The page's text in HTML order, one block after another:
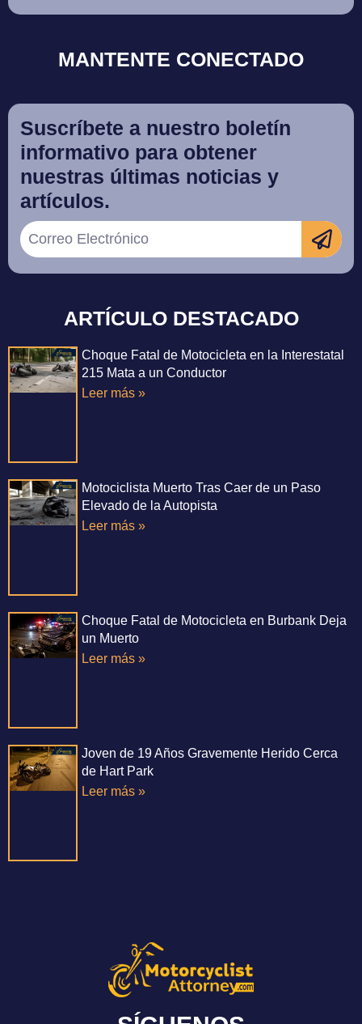
MANTENTE CONECTADO
Suscríbete a nuestro boletín
informativo para obtener
nuestras últimas noticias y
artículos.
ARTÍCULO DESTACADO
Choque Fatal de Motocicleta en la Interestatal
215 Mata a un Conductor
Leer más »
Motociclista Muerto Tras Caer de un Paso
Elevado de la Autopista
Leer más »
Choque Fatal de Motocicleta en Burbank Deja
un Muerto
Leer más »
Joven de 19 Años Gravemente Herido Cerca
de Hart Park
Leer más »